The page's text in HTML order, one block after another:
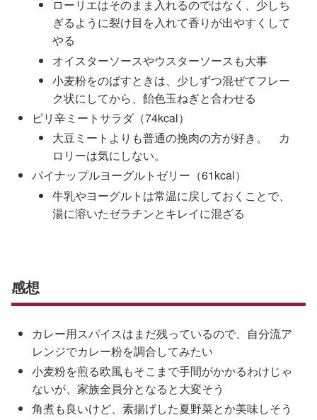
ローリエはそのまま入れるのではなく、少しち
ぎるように裂け目を入れて香りが出やすくして
やる
オイスターソースやウスターソースも大事
小麦粉をのばすときは、少しずつ混ぜてフレー
ク状にしてから、飴色玉ねぎと合わせる
ピリ辛ミートサラダ（74kcal）
大豆ミートよりも普通の挽肉の方が好き。 カ
ロリーは気にしない。
パイナップルヨーグルトゼリー（61kcal）
牛乳やヨーグルトは常温に戻しておくことで、
湯に溶いたゼラチンとキレイに混ざる
感想
カレー用スパイスはまだ残っているので、自分流ア
レンジでカレー粉を調合してみたい
小麦粉を煎る欧風もそこまで手間がかかるわけじゃ
ないが、家族全員分となると大変そう
角煮も良いけど、素揚げした夏野菜とか美味しそう